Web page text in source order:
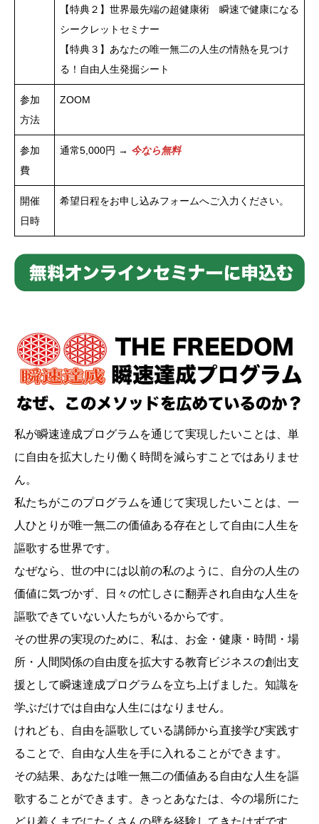
【特典２】世界最先端の超健康術 瞬速で健康になる
シークレットセミナー
【特典３】あなたの唯一無二の人生の情熱を見つけ
る！自由人生発掘シート
参加
方法
ZOOM
参加
費
通常5,000円 → 今なら無料
開催
日時
希望日程をお申し込みフォームへご入力ください。
私が瞬速達成プログラムを通じて実現したいことは、単
に自由を拡大したり働く時間を減らすことではありませ
ん。
私たちがこのプログラムを通じて実現したいことは、一
人ひとりが唯一無二の価値ある存在として自由に人生を
謳歌する世界です。
なぜなら、世の中には以前の私のように、自分の人生の
価値に気づかず、日々の忙しさに翻弄され自由な人生を
謳歌できていない人たちがいるからです。
その世界の実現のために、私は、お金・健康・時間・場
所・人間関係の自由度を拡大する教育ビジネスの創出支
援として瞬速達成プログラムを立ち上げました。知識を
学ぶだけでは自由な人生にはなりません。
けれども、自由を謳歌している講師から直接学び実践す
ることで、自由な人生を手に入れることができます。
その結果、あなたは唯一無二の価値ある自由な人生を謳
歌することができます。きっとあなたは、今の場所にた
どり着くまでにたくさんの壁を経験してきたはずです。